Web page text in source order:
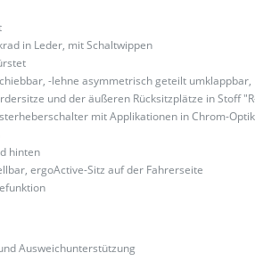
in Leder, mit Schaltwippen
-lehne asymmetrisch geteilt
und der äußeren Rücksitzplätze in Stoff
mit Applikationen in Chrom-Optik
hinten
ergoActive-Sitz auf der Fahrerseite
Ausweichunterstützung